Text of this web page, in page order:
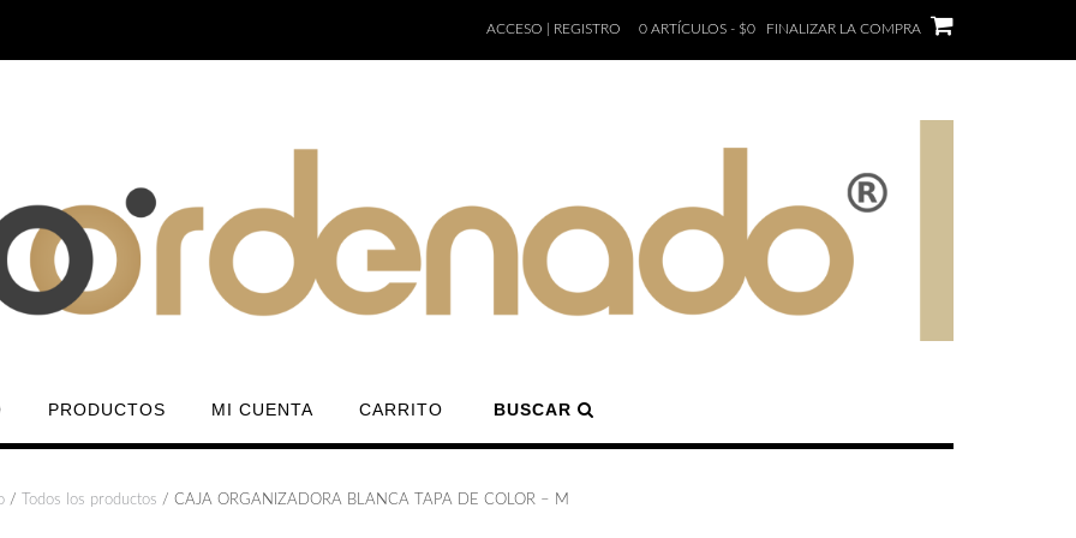
ACCESO | REGISTRO 0 ARTÍCULOS - $0 FINALIZAR LA COMPRA
PRODUCTOS MI CUENTA CARRITO BUSCAR
/ Todos los productos / CAJA ORGANIZADORA BLANCA TAPA DE COLOR – M